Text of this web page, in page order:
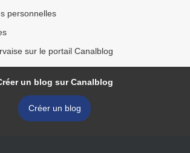
personnelles
sur le portail Canalblog
un blog sur Canalblog
Créer un blog